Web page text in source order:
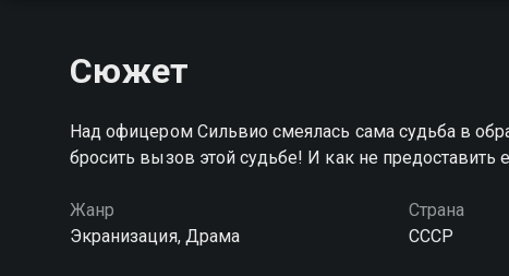
Сюжет
Над офицером Сильвио смеялась сама судьба в
бросить вызов этой судьбе! И как не предоставить
Жанр
Экранизация, Драма
Страна
СССР